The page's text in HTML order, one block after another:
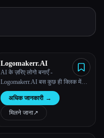
Logomakerr.AI
AI के ज़रिए लोगो बनाएँ -
Logomakerr.AI बस कुछ ही क्लिक में
तुम्हारे कारोबार के विचारों को AI-जनरेट
किए गए लोगो के साथ ब्लेंड करता है!
अधिक जानकारी →
मिलने जाना↗︎